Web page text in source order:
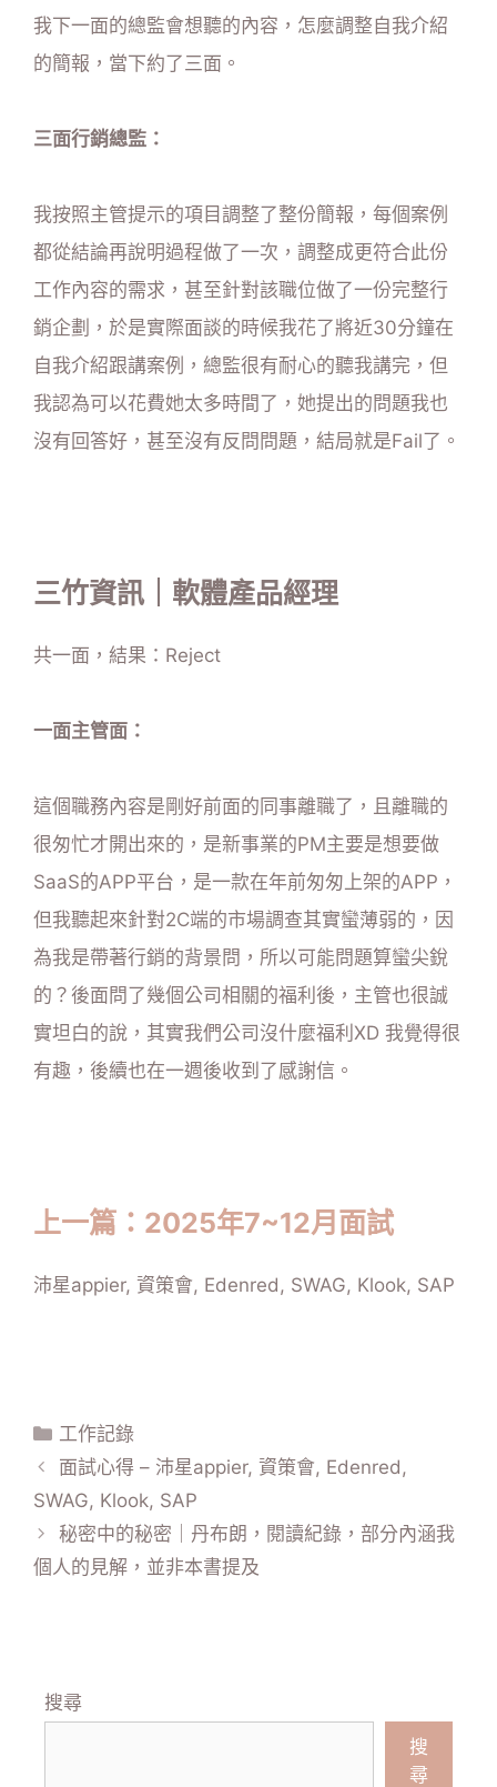
我下一面的總監會想聽的內容，怎麼調整自我介紹
的簡報，當下約了三面。
三面行銷總監：
我按照主管提示的項目調整了整份簡報，每個案例
都從結論再說明過程做了一次，調整成更符合此份
工作內容的需求，甚至針對該職位做了一份完整行
銷企劃，於是實際面談的時候我花了將近30分鐘在
自我介紹跟講案例，總監很有耐心的聽我講完，但
我認為可以花費她太多時間了，她提出的問題我也
沒有回答好，甚至沒有反問問題，結局就是Fail了。
三竹資訊｜軟體產品經理
共一面，結果：Reject
一面主管面：
這個職務內容是剛好前面的同事離職了，且離職的
很匆忙才開出來的，是新事業的PM主要是想要做
SaaS的APP平台，是一款在年前匆匆上架的APP，
但我聽起來針對2C端的市場調查其實蠻薄弱的，因
為我是帶著行銷的背景問，所以可能問題算蠻尖銳
的？後面問了幾個公司相關的福利後，主管也很誠
實坦白的說，其實我們公司沒什麼福利XD 我覺得很
有趣，後續也在一週後收到了感謝信。
上一篇：2025年7~12月面試
沛星appier, 資策會, Edenred, SWAG, Klook, SAP
工作記錄
面試心得 – 沛星appier, 資策會, Edenred,
SWAG, Klook, SAP
秘密中的秘密｜丹布朗，閱讀紀錄，部分內涵我
個人的見解，並非本書提及
搜尋
搜
尋